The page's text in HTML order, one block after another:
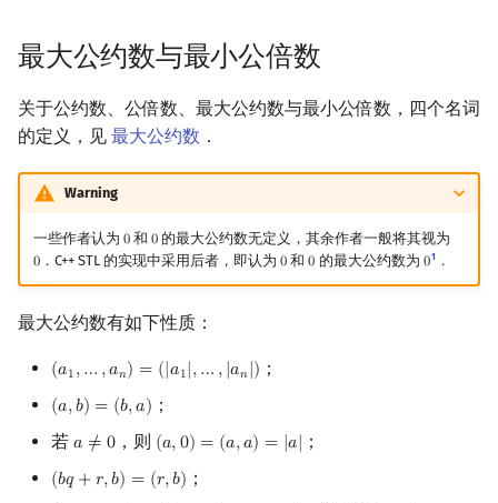
最大公约数与最小公倍数
关于公约数、公倍数、最大公约数与最小公倍数，四个名词
的定义，见 最大公约数 ．
Warning
一些作者认为 0
0和 0
0 的最大公约数无定义，其余作者一般将其视为
0
0．C++ STL 的实现中采用后者，即认为 0
0 和0
0 的最大公约数为 0
01 ．
最大公约数有如下性质：
(𝑎1,… ,𝑎𝑛) = (|𝑎1|,… ,|𝑎𝑛|)
(a1,…,an)=( |a1 | …, |an |) ；
(𝑎,𝑏) = (𝑏,𝑎)
(a,b)=(b ,a)
；
若 𝑎 ≠ 0
a ≠0 ，则 (𝑎,0) = (𝑎,𝑎) = |𝑎|
(a,0)= (a a)=|a | ；
(𝑏𝑞 +𝑟,𝑏) = (𝑟,𝑏)
(bq +r ,b)=( r,b ) ；